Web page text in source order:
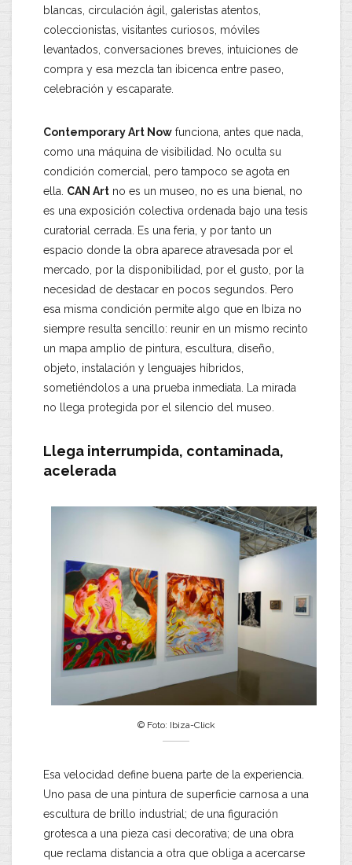
blancas, circulación ágil, galeristas atentos,
coleccionistas, visitantes curiosos, móviles
levantados, conversaciones breves, intuiciones de
compra y esa mezcla tan ibicenca entre paseo,
celebración y escaparate.
Contemporary Art Now funciona, antes que nada,
como una máquina de visibilidad. No oculta su
condición comercial, pero tampoco se agota en
ella. CAN Art no es un museo, no es una bienal, no
es una exposición colectiva ordenada bajo una tesis
curatorial cerrada. Es una feria, y por tanto un
espacio donde la obra aparece atravesada por el
mercado, por la disponibilidad, por el gusto, por la
necesidad de destacar en pocos segundos. Pero
esa misma condición permite algo que en Ibiza no
siempre resulta sencillo: reunir en un mismo recinto
un mapa amplio de pintura, escultura, diseño,
objeto, instalación y lenguajes híbridos,
sometiéndolos a una prueba inmediata. La mirada
no llega protegida por el silencio del museo.
Llega interrumpida, contaminada,
acelerada
© Foto: Ibiza-Click
Esa velocidad define buena parte de la experiencia.
Uno pasa de una pintura de superficie carnosa a una
escultura de brillo industrial; de una figuración
grotesca a una pieza casi decorativa; de una obra
que reclama distancia a otra que obliga a acercarse